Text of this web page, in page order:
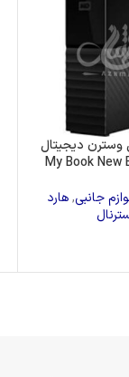
وسترن دیجیتال
My Book New
جانبی,هارد